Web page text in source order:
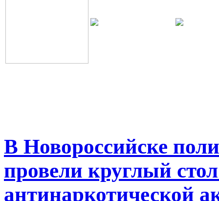
В Новороссийске
провели круглый
антинаркотической